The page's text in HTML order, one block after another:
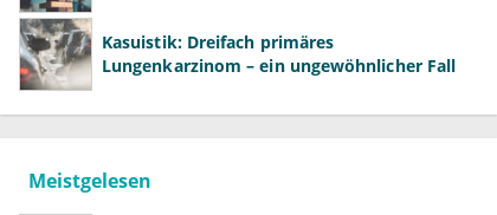
Kasuistik: Dreifach primäres
Lungenkarzinom – ein ungewöhnlicher Fall
Meistgelesen